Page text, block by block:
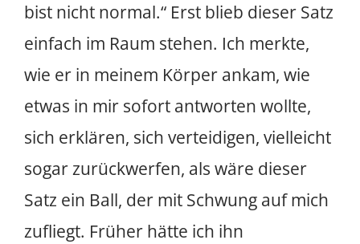
bist nicht normal.“ Erst blieb dieser Satz
einfach im Raum stehen. Ich merkte,
wie er in meinem Körper ankam, wie
etwas in mir sofort antworten wollte,
sich erklären, sich verteidigen, vielleicht
sogar zurückwerfen, als wäre dieser
Satz ein Ball, der mit Schwung auf mich
zufliegt. Früher hätte ich ihn